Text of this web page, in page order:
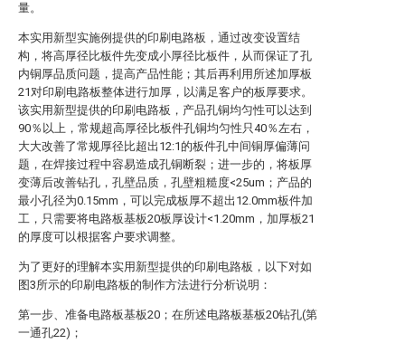
量。
本实用新型实施例提供的印刷电路板，通过改变设置结
构，将高厚径比板件先变成小厚径比板件，从而保证了孔
内铜厚品质问题，提高产品性能；其后再利用所述加厚板
21对印刷电路板整体进行加厚，以满足客户的板厚要求。
该实用新型提供的印刷电路板，产品孔铜均匀性可以达到
90％以上，常规超高厚径比板件孔铜均匀性只40％左右，
大大改善了常规厚径比超出12:1的板件孔中间铜厚偏薄问
题，在焊接过程中容易造成孔铜断裂；进一步的，将板厚
变薄后改善钻孔，孔壁品质，孔壁粗糙度<25um；产品的
最小孔径为0.15mm，可以完成板厚不超出12.0mm板件加
工，只需要将电路板基板20板厚设计<1.20mm，加厚板21
的厚度可以根据客户要求调整。
为了更好的理解本实用新型提供的印刷电路板，以下对如
图3所示的印刷电路板的制作方法进行分析说明：
第一步、准备电路板基板20；在所述电路板基板20钻孔(第
一通孔22)；